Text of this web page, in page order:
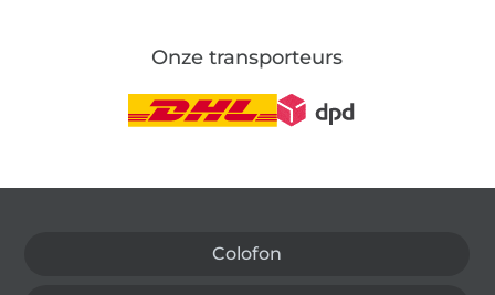
Onze transporteurs
Colofon